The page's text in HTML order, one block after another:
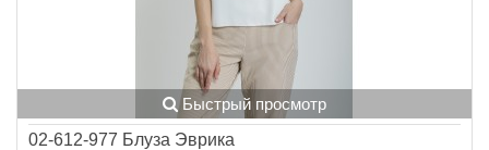
Быстрый просмотр
02-612-977 Блуза Эврика